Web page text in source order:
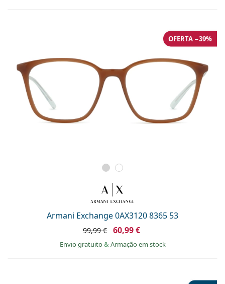
Armani Exchange 0AX3120 8365 53
OFERTA −39%
99,99 € 60,99 €
Envio gratuito& Armação em stock